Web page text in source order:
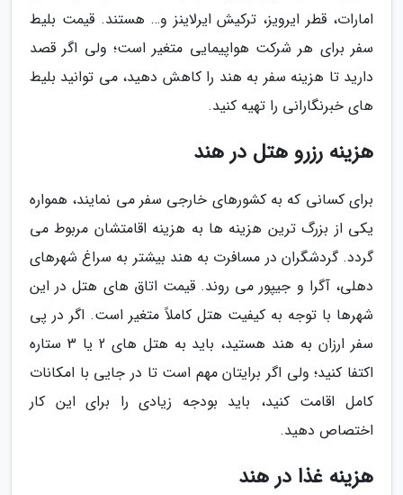
امارات، قطر ایرویز، ترکیش ایرلاینز و… هستند. قیمت بلیط
سفر برای هر شرکت هواپیمایی متغیر است؛ ولی اگر قصد
دارید تا هزینه سفر به هند را کاهش دهید، می توانید بلیط
های خبرنگارانی را تهیه کنید.
هزینه رزرو هتل در هند
برای کسانی که به کشورهای خارجی سفر می نمایند، همواره
یکی از بزرگ ترین هزینه ها به هزینه اقامتشان مربوط می
گردد. گردشگران در مسافرت به هند بیشتر به سراغ شهرهای
دهلی، آگرا و جیپور می روند. قیمت اتاق های هتل در این
شهرها با توجه به کیفیت هتل کاملاً متغیر است. اگر در پی
سفر ارزان به هند هستید، باید به هتل های 2 یا 3 ستاره
اکتفا کنید؛ ولی اگر برایتان مهم است تا در جایی با امکانات
کامل اقامت کنید، باید بودجه زیادی را برای این کار
اختصاص دهید.
هزینه غذا در هند